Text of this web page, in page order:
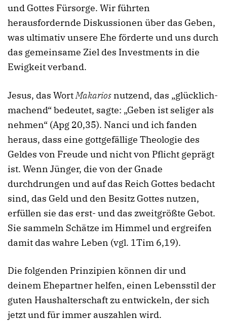
und Gottes Fürsorge. Wir führten
herausfordernde Diskussionen über das Geben,
was ultimativ unsere Ehe förderte und uns durch
das gemeinsame Ziel des Investments in die
Ewigkeit verband.
Jesus, das Wort Makariosnutzend, das „glücklich-
machend“ bedeutet, sagte: „Geben ist seliger als
nehmen“ (Apg 20,35). Nanci und ich fanden
heraus, dass eine gottgefällige Theologie des
Geldes von Freude und nicht von Pflicht geprägt
ist. Wenn Jünger, die von der Gnade
durchdrungen und auf das Reich Gottes bedacht
sind, das Geld und den Besitz Gottes nutzen,
erfüllen sie das erst- und das zweitgrößte Gebot.
Sie sammeln Schätze im Himmel und ergreifen
damit das wahre Leben (vgl. 1Tim 6,19).
Die folgenden Prinzipien können dir und
deinem Ehepartner helfen, einen Lebensstil der
guten Haushalterschaft zu entwickeln, der sich
jetzt und für immer auszahlen wird.